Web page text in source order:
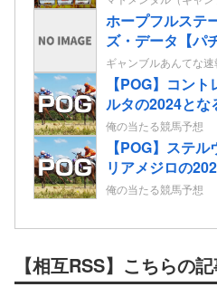
ホープフルステ
ズ・データ【パ
ギャンブルあんてな速
【POG】コン
ルタの2024とな
情報
俺の当たる競馬予想
【POG】ステ
リアメジロの
スの2歳情報
俺の当たる競馬予想
【相互RSS】こちらの